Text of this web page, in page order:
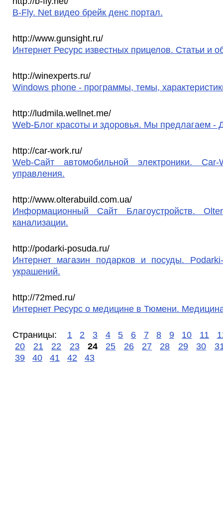
B-Fly. Net видео брейк денс портал.
http://www.gunsight.ru/
Интернет Ресурс известных прицелов. Статьи и
http://winexperts.ru/
Windows phone - программы, темы,
http://ludmila.wellnet.me/
Web-Блог красоты и здоровья. Мы предлагаем -
http://car-work.ru/
Web-Сайт автомобильной электроники.
управления.
http://www.olterabuild.com.ua/
Информационный Сайт Благоустройств.
канализации.
http://podarki-posuda.ru/
Интернет магазин подарков и посуды.
украшений.
http://72med.ru/
Интернет Ресурс о медицине в Тюмени.
Страницы: 1 2 3 4 5 6 7 8 9 10 11
20
21 22 23 24 25 26 27 28 29 30
39
40 41 42 43